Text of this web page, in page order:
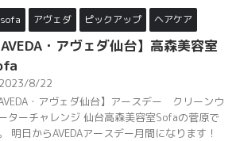
アヴェダ ピックアップ ヘアケア
AVEDA・アヴェダ仙台】高森美容室
2023/8/22
AVEDA・アヴェダ仙台】アースデー クリーンウ
ターチャレンジ 仙台高森美容室Sofaの菅原で
明日からAVEDAアースデー月間になります！